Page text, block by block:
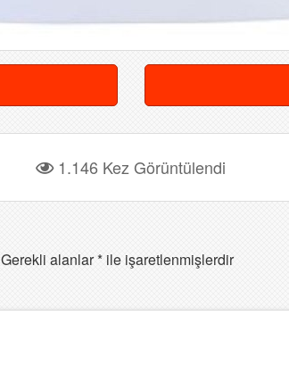
1.146 Kez Görüntülendi
Gerekli alanlar* ile işaretlenmişlerdir